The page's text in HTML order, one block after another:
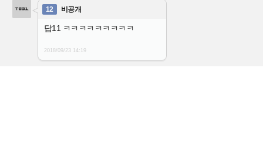
12 비공개
답11 ㅋㅋㅋㅋㅋㅋㅋㅋㅋ
2018/09/23 14:19